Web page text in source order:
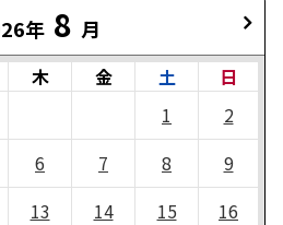
年 8 月
木 金 土
日
1
2
6 7 8
9
13 14 15
16